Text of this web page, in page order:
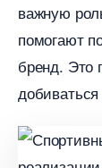
ажную
помогают
ренд. Это